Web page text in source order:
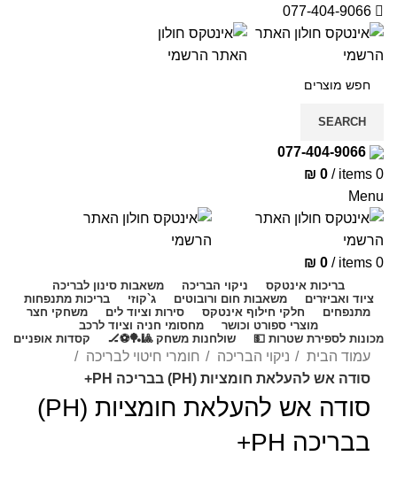
SEARCH
077-404-9066
0
items
/
₪ 0
Menu
0
items
/
₪ 0
בריכות אינטקס ניקוי הבריכה
משאבות סינון לבריכה
ציוד ואביזרים
משאבות חום ורובוטים ג`קוזי
בריכות מתנפחות
מתנפחים
חלקי חילוף אינטקס סירות וציוד לים
משחקי חצר
מוצרי ספורט וכושר
מחסומי חניה וציוד לרכב
מכונות לספירת שטרות 💵
שולחנות משחק 🎱🏓⚽🏒 קסדות אופניים
עמוד הבית ניקוי הבריכה
חומרי חיטוי לבריכה
סודה אש להעלאת חומציות (PH) בבריכה PH+
סודה אש להעלאת חומציות (PH)
בבריכה PH+